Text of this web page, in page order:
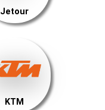
Jetour
KTM